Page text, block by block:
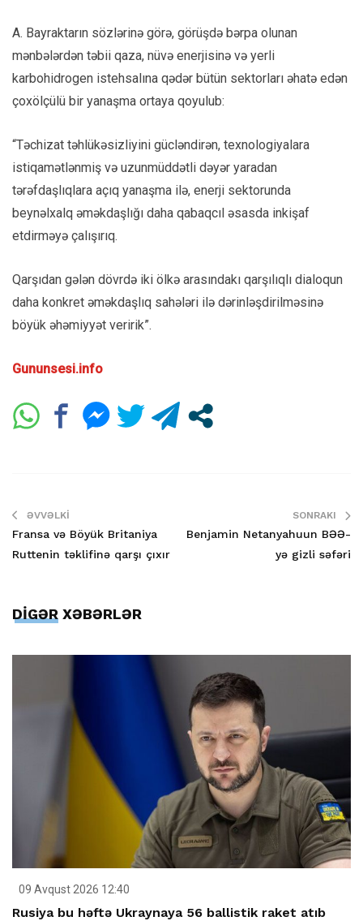
A. Bayraktarın sözlərinə görə, görüşdə bərpa olunan
mənbələrdən təbii qaza, nüvə enerjisinə və yerli
karbohidrogen istehsalına qədər bütün sektorları əhatə edən
çoxölçülü bir yanaşma ortaya qoyulub:
“Təchizat təhlükəsizliyini gücləndirən, texnologiyalara
istiqamətlənmiş və uzunmüddətli dəyər yaradan
tərəfdaşlıqlara açıq yanaşma ilə, enerji sektorunda
beynəlxalq əməkdaşlığı daha qabaqcıl əsasda inkişaf
etdirməyə çalışırıq.
Qarşıdan gələn dövrdə iki ölkə arasındakı qarşılıqlı dialoqun
daha konkret əməkdaşlıq sahələri ilə dərinləşdirilməsinə
böyük əhəmiyyət veririk”.
Gununsesi.info
ƏVVƏLKI
Fransa və Böyük Britaniya
Ruttenin təklifinə qarşı çıxır
SONRAKI
Benjamin Netanyahuun BƏƏ-
yə gizli səfəri
DİGƏR XƏBƏRLƏR
09 Avqust 2026 12:40
Rusiya bu həftə Ukraynaya 56 ballistik raket atıb